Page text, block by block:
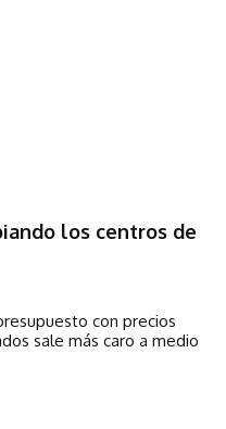
los centros de
con precios
sale más caro a medio